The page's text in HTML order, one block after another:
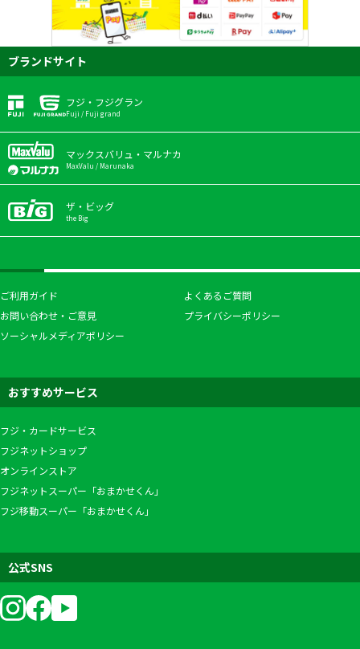
ブランドサイト
フジ・フジグラン
Fuji / Fuji grand
マックスバリュ・マルナカ
MaxValu / Marunaka
ザ・ビッグ
the Big
ご利用ガイド
よくあるご質問
お問い合わせ・ご意見
プライバシーポリシー
ソーシャルメディアポリシー
おすすめサービス
フジ・カードサービス
フジネットショップ
オンラインストア
フジネットスーパー「おまかせくん」
フジ移動スーパー「おまかせくん」
公式SNS